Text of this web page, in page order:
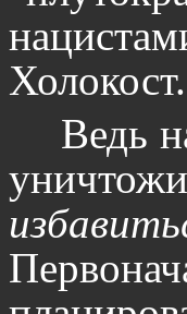
Холокост.
Ведь